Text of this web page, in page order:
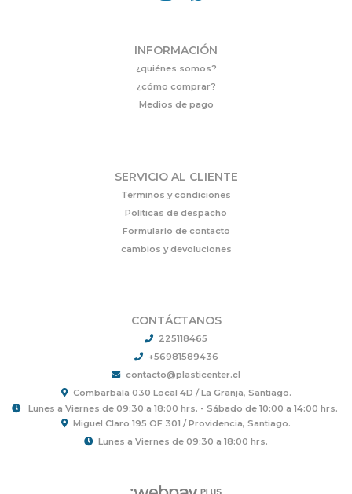
INFORMACIÓN
¿quiénes somos?
¿cómo comprar?
Medios de pago
SERVICIO AL CLIENTE
Términos y condiciones
Políticas de despacho
Formulario de contacto
cambios y devoluciones
CONTÁCTANOS
225118465
+56981589436
contacto@plasticenter.cl
Combarbala 030 Local 4D / La Granja, Santiago.
Lunes a Viernes de 09:30 a 18:00 hrs. - Sábado de 10:00 a 14:00 hrs.
Miguel Claro 195 OF 301 / Providencia, Santiago.
Lunes a Viernes de 09:30 a 18:00 hrs.